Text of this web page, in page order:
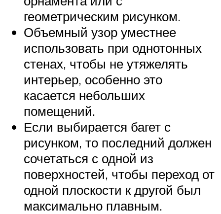
геометрическим рисунком.
Объемный узор уместнее
использовать при однотонных
стенах, чтобы не утяжелять
интерьер, особенно это
касается небольших
помещений.
Если выбирается багет с
рисунком, то последний должен
сочетаться с одной из
поверхностей, чтобы переход от
одной плоскости к другой был
максимально плавным.